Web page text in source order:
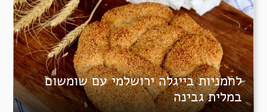
לחמניות בייגלה ירושלמי עם שומשום
במלית גבינה